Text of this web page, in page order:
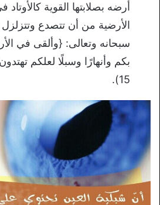
أرضه بصلابتها القوية
الأرضية من أن تتصدع
سبحانه وتعالى: {وألقى في
بكم وأنهارًا وسبلًا لعلكم
15).